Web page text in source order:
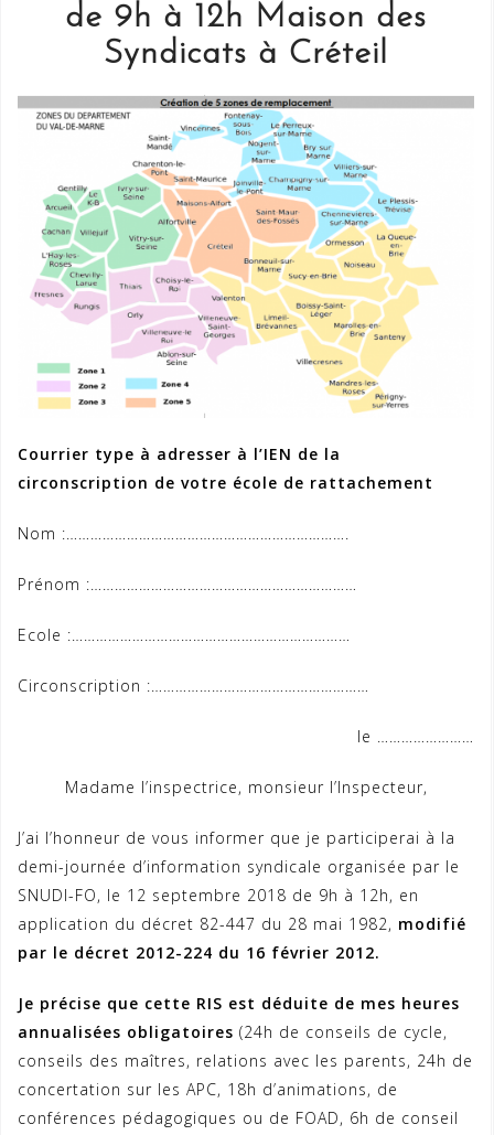
de 9h à 12h Maison des
Syndicats à Créteil
Courrier type à adresser à l’IEN de la
circonscription de votre école de rattachement
Nom :…………………………………………………………….
Prénom :…………………………………………………………
Ecole :……………………………………………………………
Circonscription :………………………………………………
le ……………………
Madame l’inspectrice, monsieur l’Inspecteur,
J’ai l’honneur de vous informer que je participerai à la
demi-journée d’information syndicale organisée par le
SNUDI-FO, le 12 septembre 2018 de 9h à 12h, en
application du décret 82-447 du 28 mai 1982, modifié
par le décret 2012-224 du 16 février 2012.
Je précise que cette RIS est déduite de mes heures
annualisées obligatoires (24h de conseils de cycle,
conseils des maîtres, relations avec les parents, 24h de
concertation sur les APC, 18h d’animations, de
conférences pédagogiques ou de FOAD, 6h de conseil